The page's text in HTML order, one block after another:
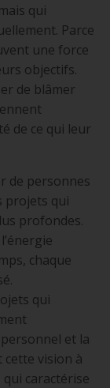
qui
Parce
une force
objectifs.
de blâmer
de ce qui leur
de personnes
projets qui
profondes.
chaque
qui
et la
cette vision à
caractérise